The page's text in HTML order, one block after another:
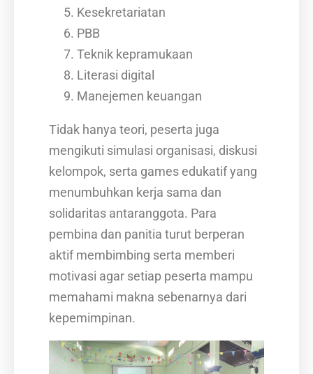
Kesekretariatan
PBB
Teknik kepramukaan
Literasi digital
Manejemen keuangan
Tidak hanya teori, peserta juga
mengikuti simulasi organisasi, diskusi
kelompok, serta games edukatif yang
menumbuhkan kerja sama dan
solidaritas antaranggota. Para
pembina dan panitia turut berperan
aktif membimbing serta memberi
motivasi agar setiap peserta mampu
memahami makna sebenarnya dari
kepemimpinan.